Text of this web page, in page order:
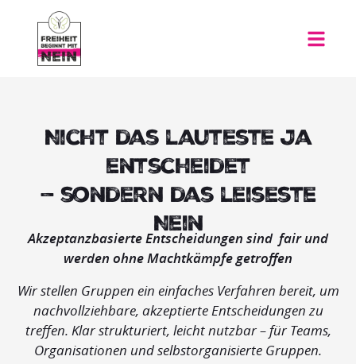
Nicht das lauteste Ja
entscheidet
— sondern das leiseste
Nein
Akzeptanzbasierte Entscheidungen sind fair und
werden ohne Machtkämpfe getroffen
Wir stellen Gruppen ein einfaches Verfahren bereit, um
nachvollziehbare, akzeptierte Entscheidungen zu
treffen. Klar strukturiert, leicht nutzbar – für Teams,
Organisationen und selbstorganisierte Gruppen.